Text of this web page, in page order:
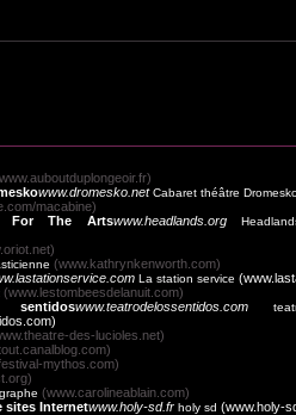
www.dromesko.net Cabaret théâtre
macabine)
For The Artswww.headlands.org
(www.kathrynkenworth.com)
La station service
(www.lestombeesdelanuit.com)
www.teatrodelossentidos.com
des-lucioles.net)
mythos.com)
(www.carolineablain.com)
sites Internetwww.holy-sd.fr holy sd (www.holy-